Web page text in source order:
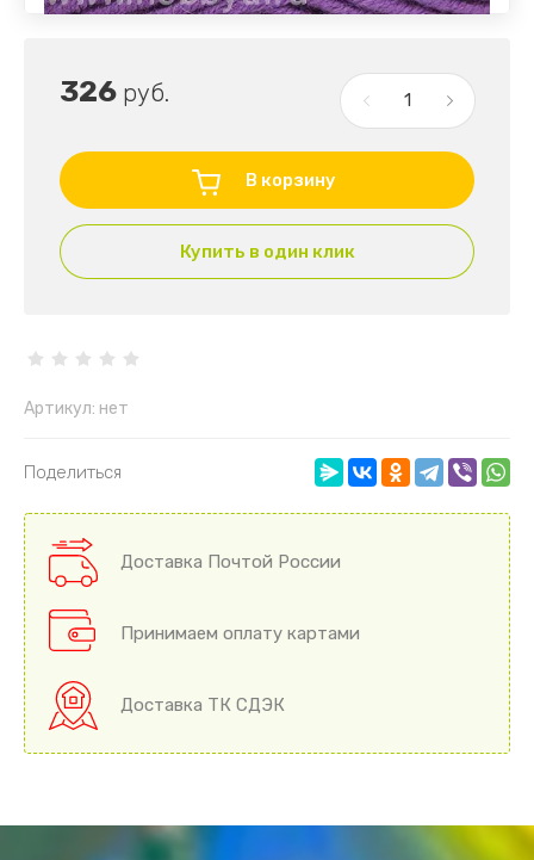
326 руб.
В корзину
Купить в один клик
Артикул: нет
Поделиться
Доставка Почтой России
Принимаем оплату картами
Доставка ТК СДЭК